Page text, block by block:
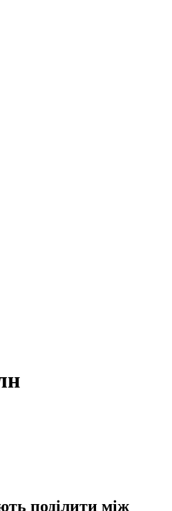
поділити між